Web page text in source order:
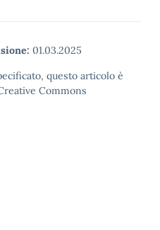
01.03.2025
questo articolo è
Commons